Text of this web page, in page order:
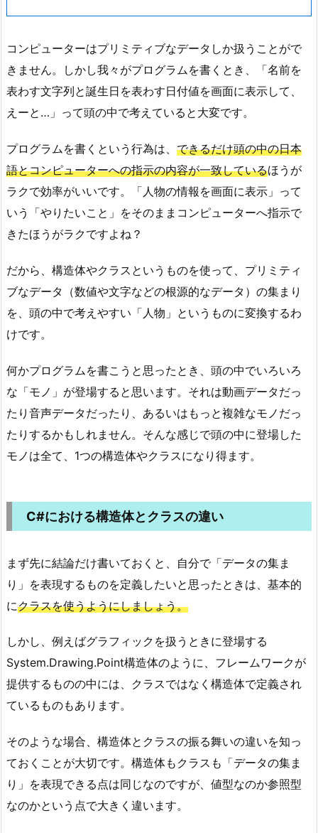
コンピューターはプリミティブなデータしか扱うことがで
きません。しかし我々がプログラムを書くとき、「名前を
表わす文字列と誕生日を表わす日付値を画面に表示して、
えーと…」って頭の中で考えていると大変です。
プログラムを書くという行為は、 できるだけ頭の中の日本
語とコンピューターへの指示の内容が一致しているほうが
ラクで効率がいいです。「人物の情報を画面に表示」って
いう「やりたいこと」をそのままコンピューターへ指示で
きたほうがラクですよね？
だから、構造体やクラスというものを使って、プリミティ
ブなデータ（数値や文字などの根源的なデータ）の集まり
を、頭の中で考えやすい「人物」というものに変換するわ
けです。
何かプログラムを書こうと思ったとき、頭の中でいろいろ
な「モノ」が登場すると思います。それは動画データだっ
たり音声データだったり、あるいはもっと複雑なモノだっ
たりするかもしれません。そんな感じで頭の中に登場した
モノは全て、1つの構造体やクラスになり得ます。
C#における構造体とクラスの違い
まず先に結論だけ書いておくと、自分で「データの集ま
り」を表現するものを定義したいと思ったときは、基本的
にクラスを使うようにしましょう。
しかし、例えばグラフィックを扱うときに登場する
System.Drawing.Point構造体のように、フレームワークが
提供するものの中には、クラスではなく構造体で定義され
ているものもあります。
そのような場合、構造体とクラスの振る舞いの違いを知っ
ておくことが大切です。構造体もクラスも「データの集ま
り」を表現できる点は同じなのですが、値型なのか参照型
なのかという点で大きく違います。